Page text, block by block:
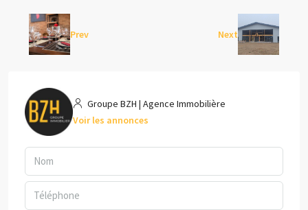
Prev Next
Groupe BZH | Agence Immobilière
Voir les annonces